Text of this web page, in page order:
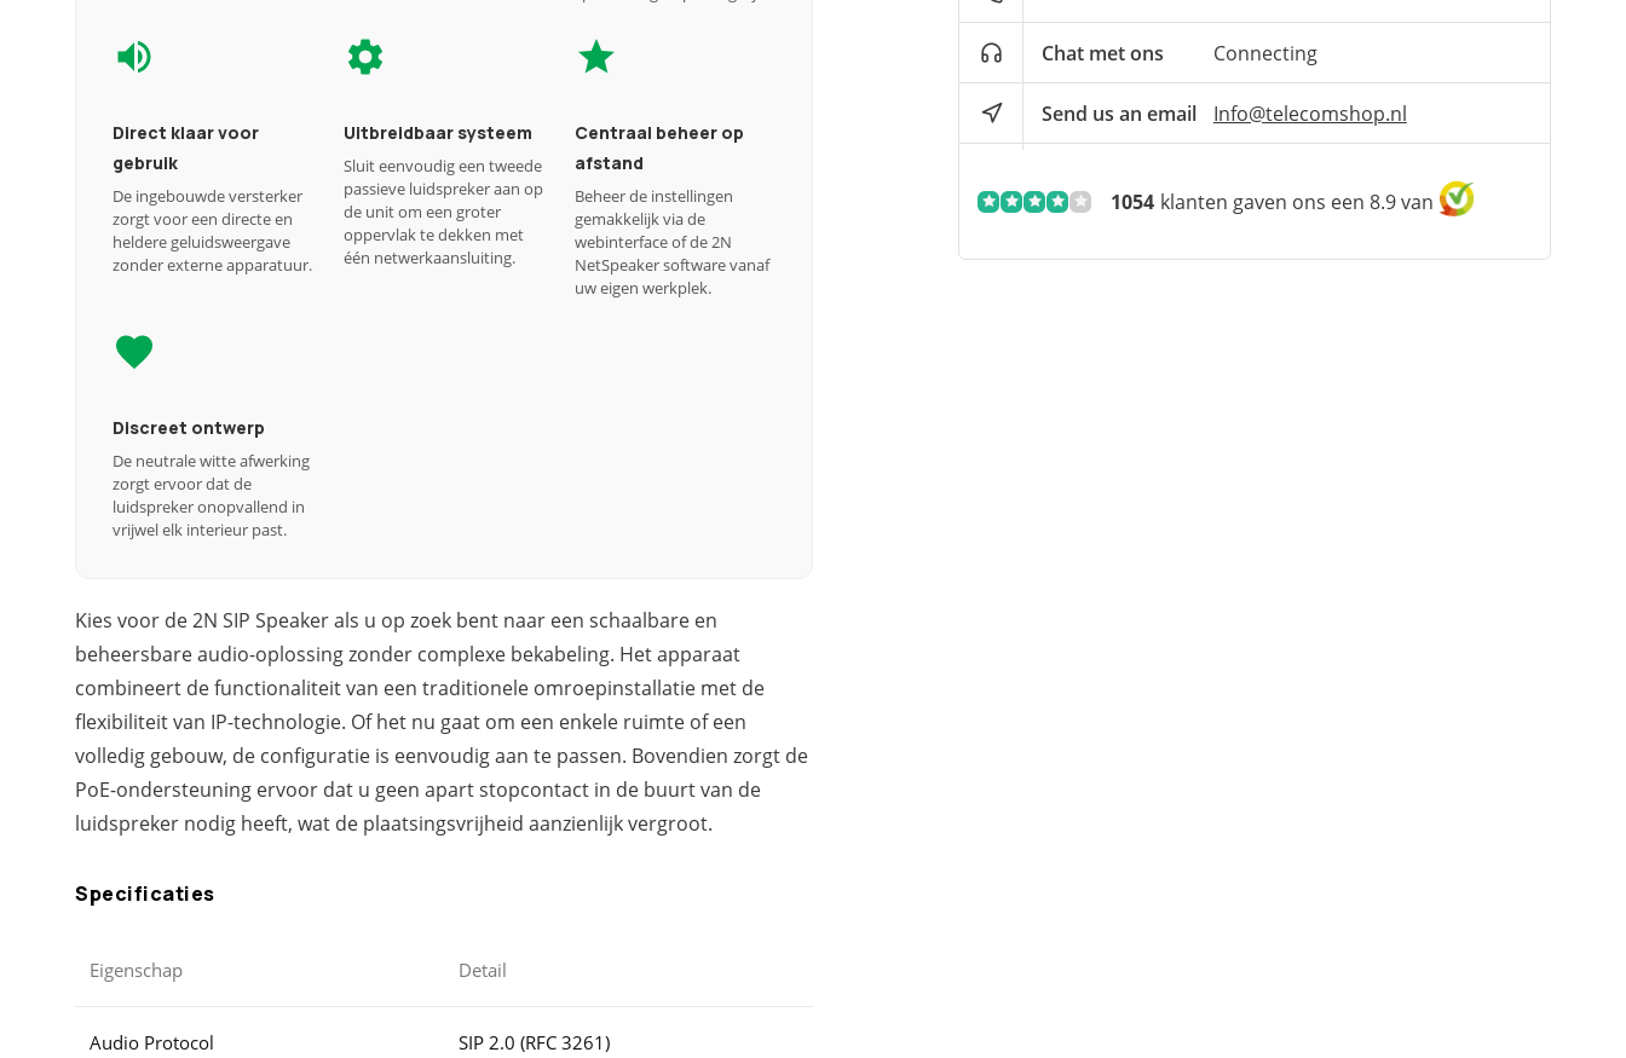
Direct klaar voor
gebruik
De ingebouwde versterker
zorgt voor een directe en
heldere geluidsweergave
zonder externe apparatuur.
Uitbreidbaar systeem
Sluit eenvoudig een tweede
passieve luidspreker aan op
de unit om een groter
oppervlak te dekken met
één netwerkaansluiting.
Centraal beheer op
afstand
Beheer de instellingen
gemakkelijk via de
webinterface of de 2N
NetSpeaker software vanaf
uw eigen werkplek.
Discreet ontwerp
De neutrale witte afwerking
zorgt ervoor dat de
luidspreker onopvallend in
vrijwel elk interieur past.
Kies voor de 2N SIP Speaker als u op zoek bent naar een schaalbare en
beheersbare audio-oplossing zonder complexe bekabeling. Het apparaat
combineert de functionaliteit van een traditionele omroepinstallatie met de
flexibiliteit van IP-technologie. Of het nu gaat om een enkele ruimte of een
volledig gebouw, de configuratie is eenvoudig aan te passen. Bovendien zorgt de
PoE-ondersteuning ervoor dat u geen apart stopcontact in de buurt van de
luidspreker nodig heeft, wat de plaatsingsvrijheid aanzienlijk vergroot.
Specificaties
Eigenschap Detail
Audio Protocol SIP 2.0 (RFC 3261)
Chat met ons Connecting
Send us an email Info@telecomshop.nl
1054 klanten gaven ons een 8.9 van